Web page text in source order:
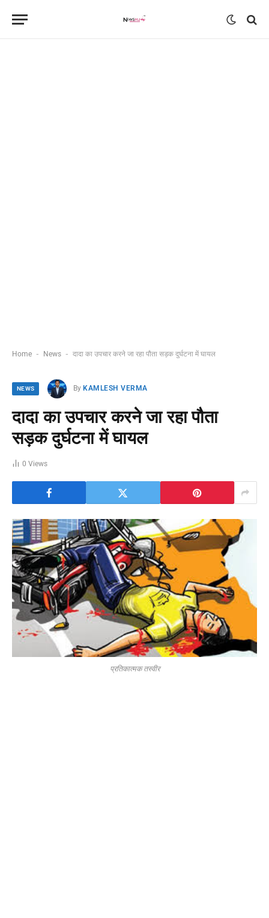
Home - News - दादा का उपचार करने जा रहा पौता सड़क दुर्घटना में घायल
NEWS By KAMLESH VERMA
दादा का उपचार करने जा रहा पौता
सड़क दुर्घटना में घायल
0 Views
प्रतिकात्मक तस्वीर